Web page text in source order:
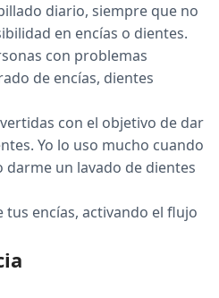
diario, siempre que no
en encías o dientes.
con problemas
de encías, dientes
con el objetivo de dar
Yo lo uso mucho cuando
un lavado de dientes
tus encías, activando el flujo